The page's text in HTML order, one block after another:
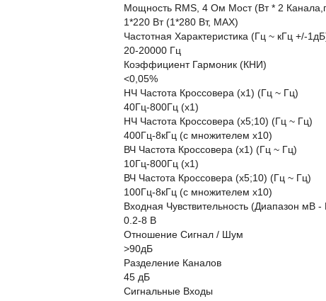
Мощность RMS, 4 Ом Мост (Вт * 2
1*220 Вт (1*280 Вт, MAX)
Частотная Характеристика (Гц ~ кГц +/-
20-20000 Гц
Коэффициент Гармоник (КНИ)
<0,05%
НЧ Частота Кроссовера (x1) (Гц ~ Гц)
40Гц-800Гц (х1)
НЧ Частота Кроссовера (х5;10) (Гц ~ Гц)
400Гц-8кГц (с множителем х10)
ВЧ Частота Кроссовера (x1) (Гц ~ Гц)
10Гц-800Гц (х1)
ВЧ Частота Кроссовера (х5;10) (Гц ~ Гц)
100Гц-8кГц (с множителем х10)
Входная Чувствительность (Диапазон мВ
0.2-8 В
Отношение Сигнал / Шум
>90дБ
Разделение Каналов
45 дБ
Сигнальные Входы